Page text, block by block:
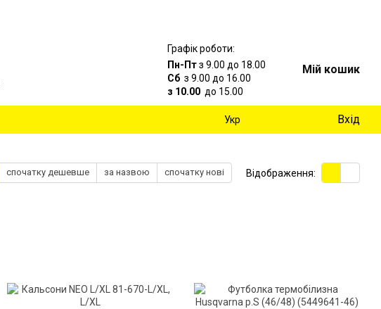
Графік роботи:
Пн-Птз 9.00 до 18.00
Сб з 9.00 до 16.00
з 10.00 до 15.00
Мій кошик
Укр Вхід
спочатку дешевше за назвою спочатку нові Відображення: